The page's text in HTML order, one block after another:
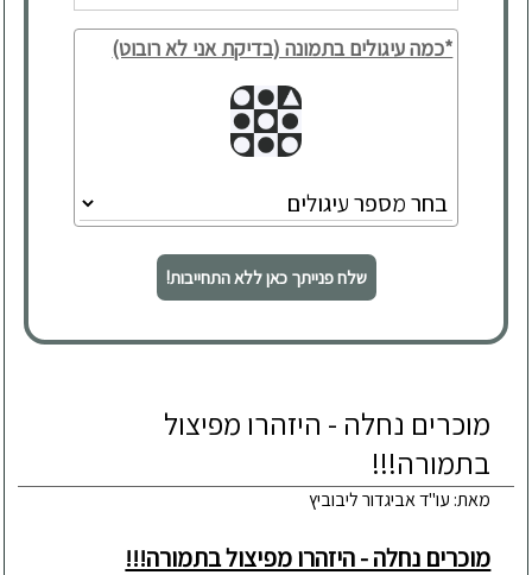
*כמה עיגולים בתמונה (בדיקת אני לא רובוט)
שלח פנייתך כאן ללא התחייבות!
מוכרים נחלה - היזהרו מפיצול
בתמורה!!!
מאת: עו"ד אביגדור ליבוביץ
מוכרים נחלה - היזהרו מפיצול בתמורה!!!